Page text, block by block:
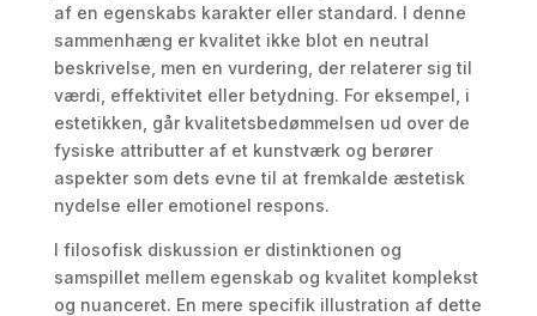
af en egenskabs karakter eller standard. I denne
sammenhæng er kvalitet ikke blot en neutral
beskrivelse, men en vurdering, der relaterer sig til
værdi, effektivitet eller betydning. For eksempel, i
estetikken, går kvalitetsbedømmelsen ud over de
fysiske attributter af et kunstværk og berører
aspekter som dets evne til at fremkalde æstetisk
nydelse eller emotionel respons.
I filosofisk diskussion er distinktionen og
samspillet mellem egenskab og kvalitet komplekst
og nuanceret. En mere specifik illustration af dette